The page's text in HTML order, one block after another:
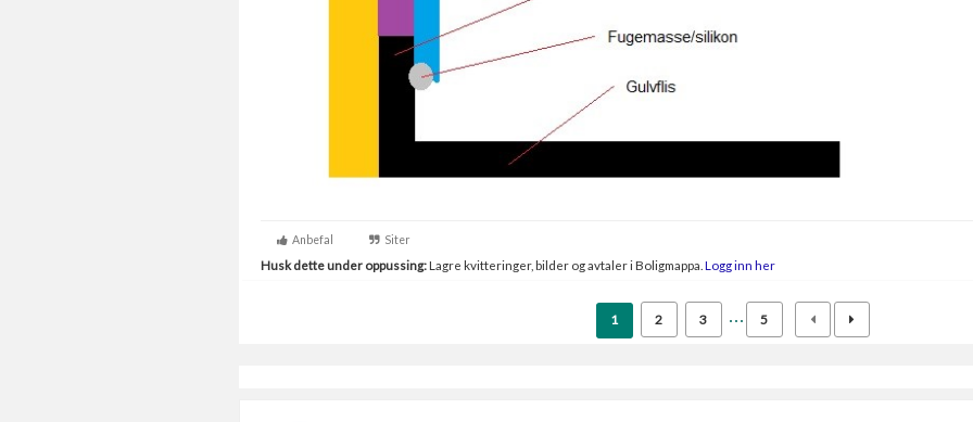
Anbefal Siter
Husk dette under oppussing:Lagre kvitteringer, bilder og avtaler i Boligmappa. Logg inn her
1 2 3 5